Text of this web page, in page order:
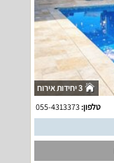
3 יחידות אירוח
טלפון:055-4313373